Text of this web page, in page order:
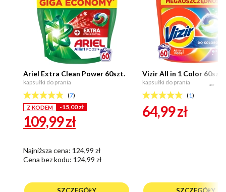
Ariel Extra Clean Power 60szt.
kapsułki do prania
(7)
Z KODEM -15,00 zł
109,99zł
Najniższa cena: 124,99 zł
Cena bez kodu: 124,99 zł
Vizir All in 1 Color 60szt.
kapsułki do prania
(1)
64,99zł
NEXT